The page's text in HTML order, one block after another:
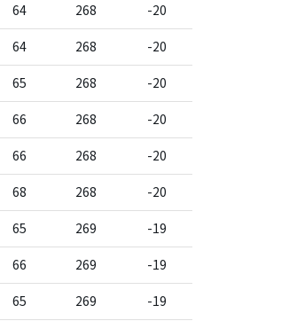
64 268 -20
64 268 -20
65 268 -20
66 268 -20
66 268 -20
68 268 -20
65 269 -19
66 269 -19
65 269 -19